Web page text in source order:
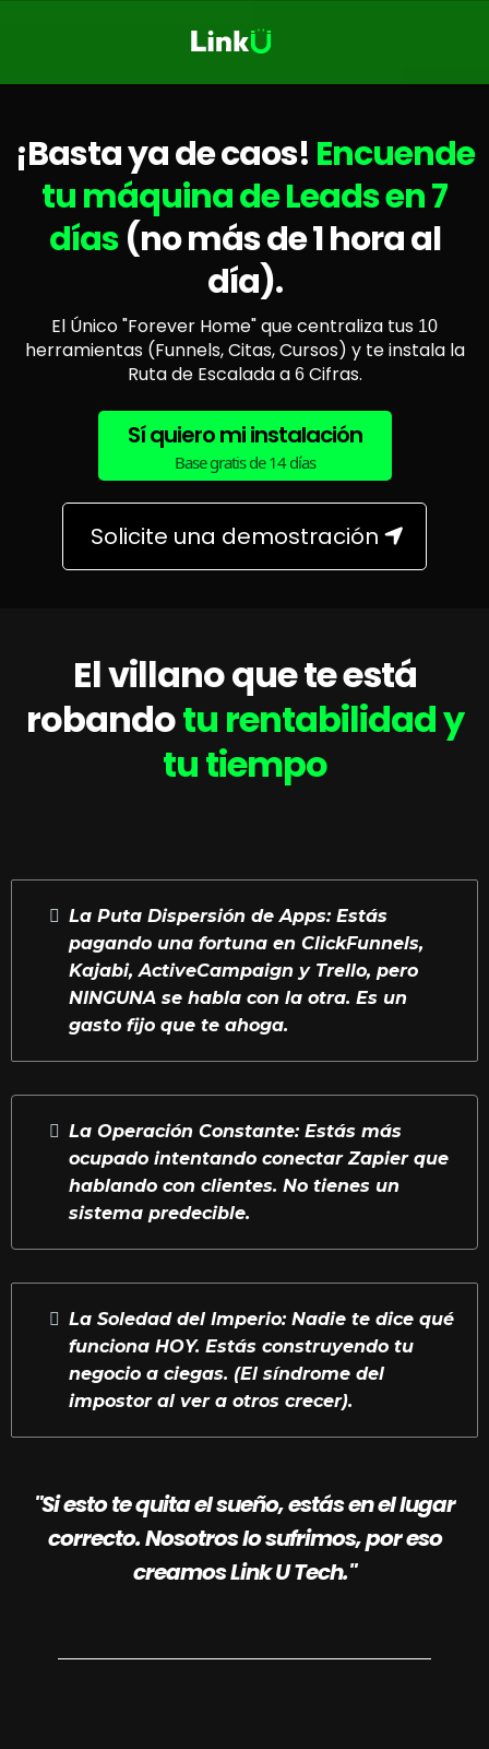
¡Basta ya de caos! Encuende
tu máquina de Leads en 7
días(no más de 1 hora al
día).
El Único "Forever Home" que centraliza tus 10
herramientas (Funnels, Citas, Cursos) y te instala la
Ruta de Escalada a 6Cifras.
Sí quiero mi instalación
Base gratis de 14 días
Solicite una demostración
El villano que te está
robandotu rentabilidad y
tu tiempo
La Puta Dispersión de Apps: Estás
pagando una fortuna en ClickFunnels,
Kajabi, ActiveCampaign y Trello, pero
NINGUNA se habla con la otra. Es un
gasto fijo que te ahoga.
La Operación Constante: Estás más
ocupado intentando conectar Zapier que
hablando con clientes. No tienes un
sistema predecible.
La Soledad del Imperio: Nadie te dice qué
funciona HOY. Estás construyendo tu
negocio a ciegas. (El síndrome del
impostor al ver a otros crecer).
"Si esto te quita el sueño, estás en el lugar
correcto. Nosotros lo sufrimos, por eso
creamos Link U Tech."